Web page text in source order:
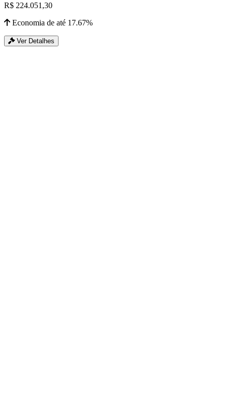
R$ 224.051,30
Economia de até 17.67%
Ver Detalhes